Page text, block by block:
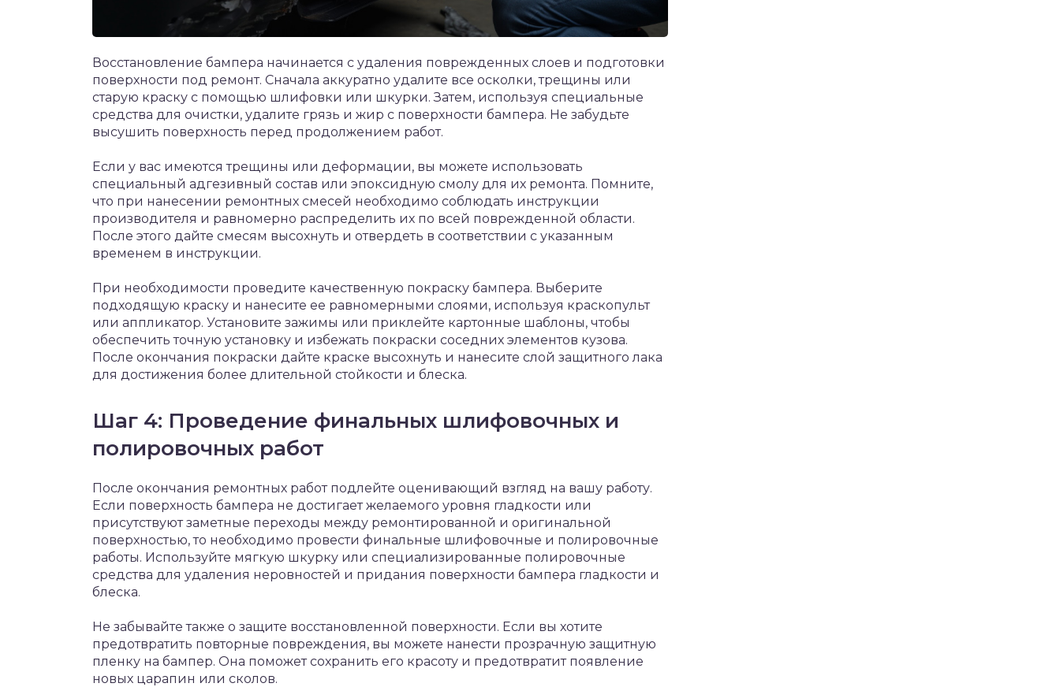
Восстановление бампера начинается с удаления поврежденных слоев и подготовки
поверхности под ремонт. Сначала аккуратно удалите все осколки, трещины или
старую краску с помощью шлифовки или шкурки. Затем, используя специальные
средства для очистки, удалите грязь и жир с поверхности бампера. Не забудьте
высушить поверхность перед продолжением работ.
Если у вас имеются трещины или деформации, вы можете использовать
специальный адгезивный состав или эпоксидную смолу для их ремонта. Помните,
что при нанесении ремонтных смесей необходимо соблюдать инструкции
производителя и равномерно распределить их по всей поврежденной области.
После этого дайте смесям высохнуть и отвердеть в соответствии с указанным
временем в инструкции.
При необходимости проведите качественную покраску бампера. Выберите
подходящую краску и нанесите ее равномерными слоями, используя краскопульт
или аппликатор. Установите зажимы или приклейте картонные шаблоны, чтобы
обеспечить точную установку и избежать покраски соседних элементов кузова.
После окончания покраски дайте краске высохнуть и нанесите слой защитного лака
для достижения более длительной стойкости и блеска.
Шаг 4: Проведение финальных шлифовочных и
полировочных работ
После окончания ремонтных работ подлейте оценивающий взгляд на вашу работу.
Если поверхность бампера не достигает желаемого уровня гладкости или
присутствуют заметные переходы между ремонтированной и оригинальной
поверхностью, то необходимо провести финальные шлифовочные и полировочные
работы. Используйте мягкую шкурку или специализированные полировочные
средства для удаления неровностей и придания поверхности бампера гладкости и
блеска.
Не забывайте также о защите восстановленной поверхности. Если вы хотите
предотвратить повторные повреждения, вы можете нанести прозрачную защитную
пленку на бампер. Она поможет сохранить его красоту и предотвратит появление
новых царапин или сколов.